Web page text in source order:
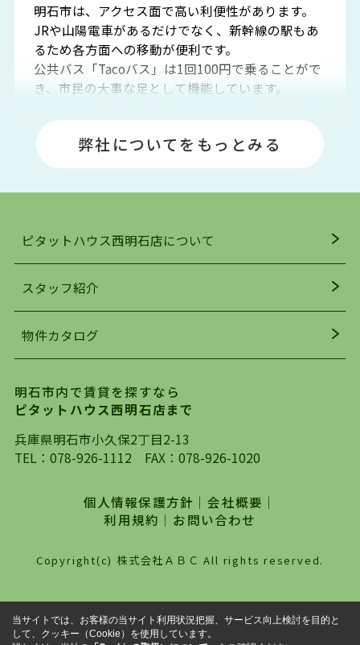
明石市は、アクセス面で高い利便性があります。
JRや山陽電車があるだけでなく、新幹線の駅もあ
るため各方面への移動が便利です。
公共バス「Tacoバス」は1回100円で乗ることがで
き、市民の大事な足として機能しています。
場や釣りスポットが多くあります。JR「大久保
駅」周辺には、ビブレ・イオンをはじめとした買
い物施設も多くあり、買い物にも困りません。
明石駅・西明石駅を中心に、明石市・神戸市西区
でお部屋探している方は、ぜひ当ＨＰにて物件を
お探しになってください。弊社は、スタッフの平
を行っており地域最大級の情報取扱量を誇ってお
ります。店頭で限られた物件をご紹介する、従来
自身でインターネットを利用し、理想のお部屋を
探していただき、選択していただいた物件情報に
対して、専門知識を持ったスタッフがサポートさ
せていただくスタイルを心がけております。私た
は、一度だけでは終わらない、お客様との末長い
お付き合いです。初めての一人暮らしから、就
職・ご結婚・売買物件の購入、などなど一生涯に
わたる、良きアドバイザーとして、地域に密着し
た営業スタイルで様々なお役立ちができればと強
わせください。
弊社についてをもっとみる
ピタットハウス西明石店について
スタッフ紹介
物件カタログ
明石市内で賃貸を探すなら
ピタットハウス西明石店まで
兵庫県明石市小久保2丁目2-13
TEL： 078-926-1112 FAX：078-926-1020
個人情報保護方針 ｜会社概要 ｜
利用規約 ｜ お問い合わせ
Copyright(c) 株式会社ＡＢＣ All rights reserved.
当サイトでは、お客様の当サイト利用状況把握、サービス向上検討を目的と
して、クッキー（Cookie）を使用しています。